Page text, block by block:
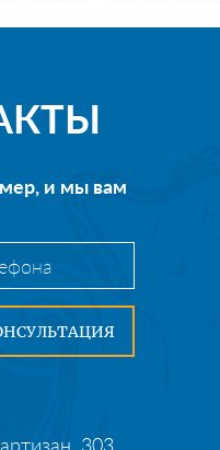
и мы вам
303